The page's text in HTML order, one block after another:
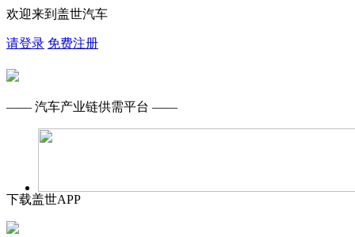
欢迎来到盖世汽车
请登录 免费注册
—— 汽车产业链供需平台 ——
下载盖世APP